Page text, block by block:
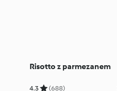
Risotto z parmezanem
4.3 (688)